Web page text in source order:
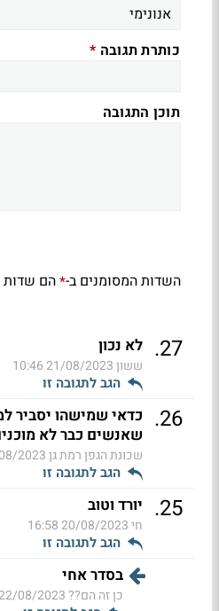
כותרת תגובה *
תוכן התגובה
השדות המסומנים ב-*הם שדות
27
. לא נכון
ששון21/08/2023 10:46
הגב לתגובה זו
26
. כדאי שמישהו יסביר
שאנשים כבר לא
שכונת הגפן רמת גן10:04
הגב לתגובה זו
25
. יורד וטוב
חי20/08/2023 16:58
הגב לתגובה זו
בסדר אחי
כן זה הם??08/2023 14:48